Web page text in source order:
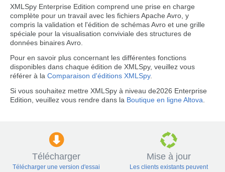
XMLSpy Enterprise Edition comprend une prise en charge
complète pour un travail avec les fichiers Apache Avro, y
compris la validation et l'édition de schémas Avro et une grille
spéciale pour la visualisation conviviale des structures de
données binaires Avro.
Pour en savoir plus concernant les différentes fonctions
disponibles dans chaque édition de XMLSpy, veuillez vous
référer à la Comparaison d'éditions XMLSpy.
Si vous souhaitez mettre XMLSpy à niveau de2026 Enterprise
Edition, veuillez vous rendre dans la Boutique en ligne Altova.
Télécharger
Télécharger une version d'essai
Mise à jour
Les clients existants peuvent